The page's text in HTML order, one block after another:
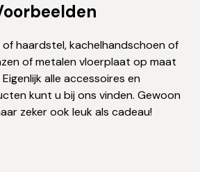
haardstel, kachelhandschoen of
of metalen vloerplaat op maat
alle accessoires en
kunt u bij ons vinden. Gewoon
zeker ook leuk als cadeau!